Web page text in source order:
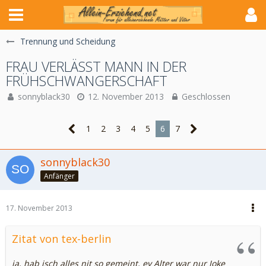
Trennung und Scheidung
FRAU VERLÄSST MANN IN DER
FRÜHSCHWANGERSCHAFT
sonnyblack30 12. November 2013 Geschlossen
1 2 3 4 5 6 7
sonnyblack30
Anfänger
17. November 2013
Zitat von tex-berlin
ja, hab isch alles nit so gemeint, ey Alter war nur Joke